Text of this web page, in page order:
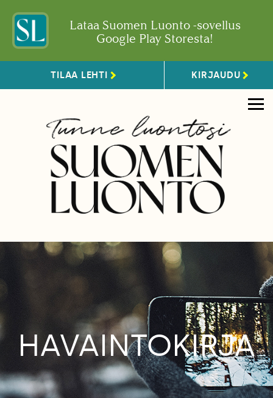
Lataa Suomen Luonto -sovellus
Google Play Storesta!
TILAA LEHTI KIRJAUDU
HAVAINTOKIRJA